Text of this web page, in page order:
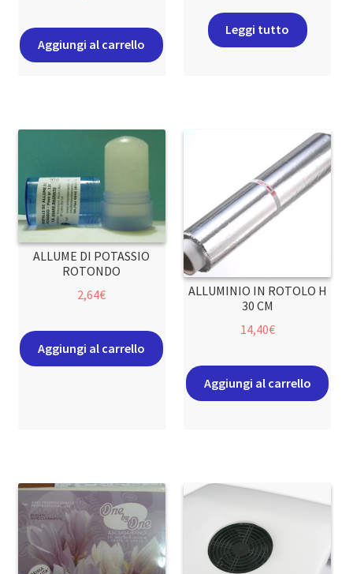
Aggiungi al carrello
Leggi tutto
ALLUME DI POTASSIO
ROTONDO
2,64€
Aggiungi al carrello
ALLUMINIO IN ROTOLO H
30 CM
14,40€
Aggiungi al carrello